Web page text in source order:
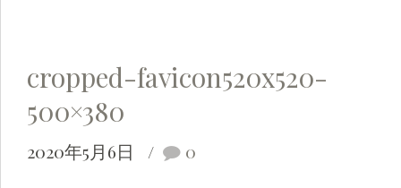
cropped-favicon520x520-
500×380
2020年5月6日 0